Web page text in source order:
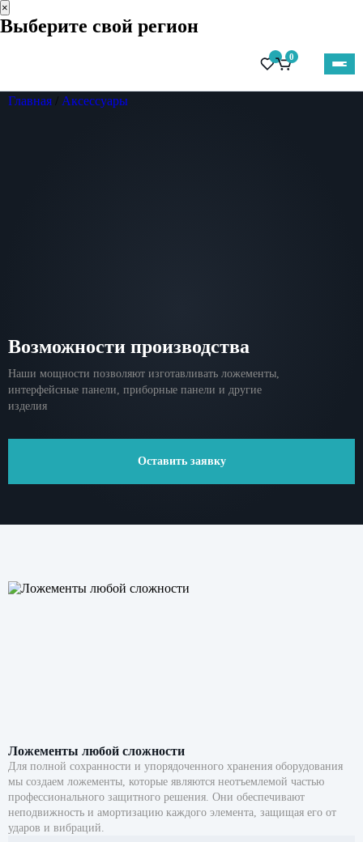
×
Выберите свой регион
0
Главная / Аксессуары
Возможности производства
Наши мощности позволяют изготавливать ложементы,
интерфейсные панели, приборные панели и другие
изделия
Оставить заявку
Ложементы любой сложности
Для полной сохранности и упорядоченного хранения оборудования
мы создаем ложементы, которые являются неотъемлемой частью
профессионального защитного решения. Они обеспечивают
неподвижность и амортизацию каждого элемента, защищая его от
ударов и вибраций.